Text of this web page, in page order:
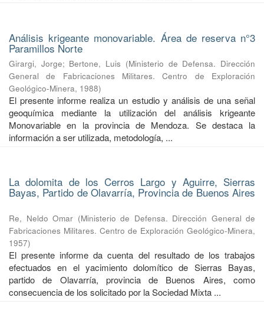
Análisis krigeante monovariable. Área de reserva n°3
Paramillos Norte
Girargi, Jorge; Bertone, Luis (Ministerio de Defensa. Dirección
General de Fabricaciones Militares. Centro de Exploración
Geológico-Minera, 1988)
El presente informe realiza un estudio y análisis de una señal
geoquímica mediante la utilización del análisis krigeante
Monovariable en la provincia de Mendoza. Se destaca la
información a ser utilizada, metodología, ...
La dolomita de los Cerros Largo y Aguirre, Sierras
Bayas, Partido de Olavarría, Provincia de Buenos Aires
Re, Neldo Omar (Ministerio de Defensa. Dirección General de
Fabricaciones Militares. Centro de Exploración Geológico-Minera,
1957)
El presente informe da cuenta del resultado de los trabajos
efectuados en el yacimiento dolomítico de Sierras Bayas,
partido de Olavarría, provincia de Buenos Aires, como
consecuencia de los solicitado por la Sociedad Mixta ...